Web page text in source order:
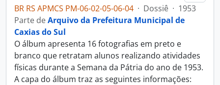
BR RS APMCS PM-06-02-05-06-04 · Dossiê · 1953
Parte deArquivo da Prefeitura Municipal de
Caxias do Sul
O álbum apresenta 16 fotografias em preto e
branco que retratam alunos realizando atividades
físicas durante a Semana da Pátria do ano de 1953.
A capa do álbum traz as seguintes informações: